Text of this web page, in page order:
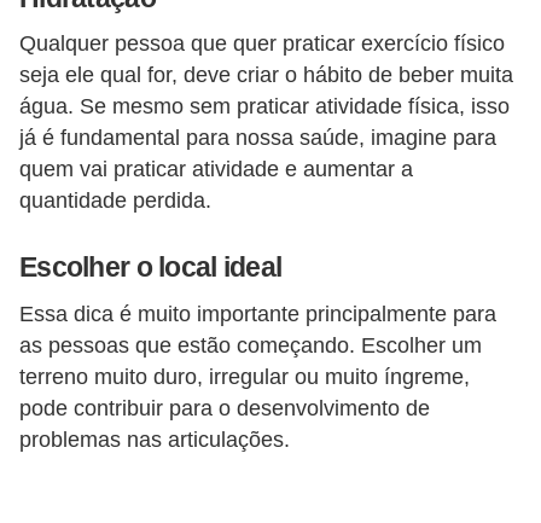
Qualquer pessoa que quer praticar exercício físico
seja ele qual for, deve criar o hábito de beber muita
água. Se mesmo sem praticar atividade física, isso
já é fundamental para nossa saúde, imagine para
quem vai praticar atividade e aumentar a
quantidade perdida.
Escolher o local ideal
Essa dica é muito importante principalmente para
as pessoas que estão começando. Escolher um
terreno muito duro, irregular ou muito íngreme,
pode contribuir para o desenvolvimento de
problemas nas articulações.